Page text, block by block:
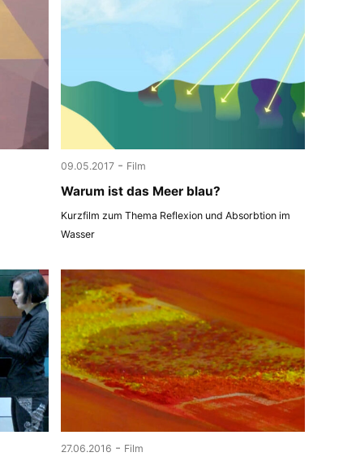
09.05.2017 - Film
Warum ist das Meer blau?
Kurzfilm zum Thema Reflexion und Absorbtion im
Wasser
27.06.2016 - Film